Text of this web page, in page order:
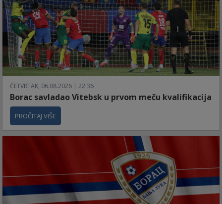
ČETVRTAK, 06.08.2026 | 22:36
Borac savladao Vitebsk u prvom meču kvalifikacija
PROČITAJ VIŠE